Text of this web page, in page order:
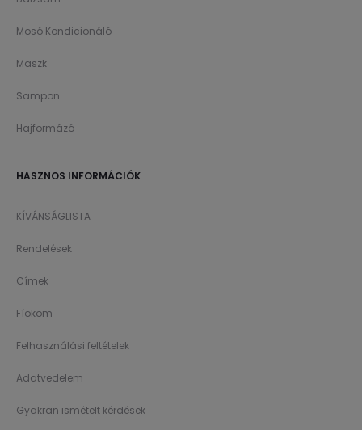
Mosó Kondicionáló
Maszk
Sampon
Hajformázó
HASZNOS INFORMÁCIÓK
KÍVÁNSÁGLISTA
Rendelések
Címek
Fíokom
Felhasználási feltételek
Adatvedelem
Gyakran ismételt kérdések